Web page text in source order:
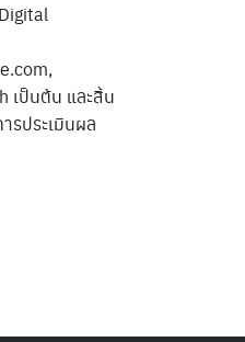
เป็นต้น และสิ้น
รประเมินผล